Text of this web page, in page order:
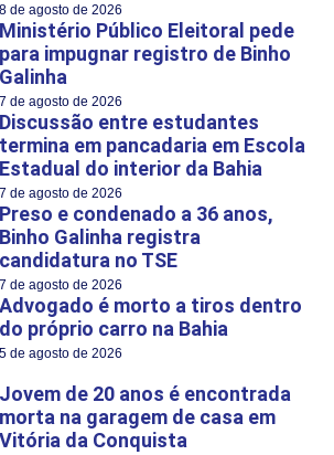
8 de agosto de 2026
Ministério Público Eleitoral pede
para impugnar registro de Binho
Galinha
7 de agosto de 2026
Discussão entre estudantes
termina em pancadaria em Escola
Estadual do interior da Bahia
7 de agosto de 2026
Preso e condenado a 36 anos,
Binho Galinha registra
candidatura no TSE
7 de agosto de 2026
Advogado é morto a tiros dentro
do próprio carro na Bahia
5 de agosto de 2026
Jovem de 20 anos é encontrada
morta na garagem de casa em
Vitória da Conquista